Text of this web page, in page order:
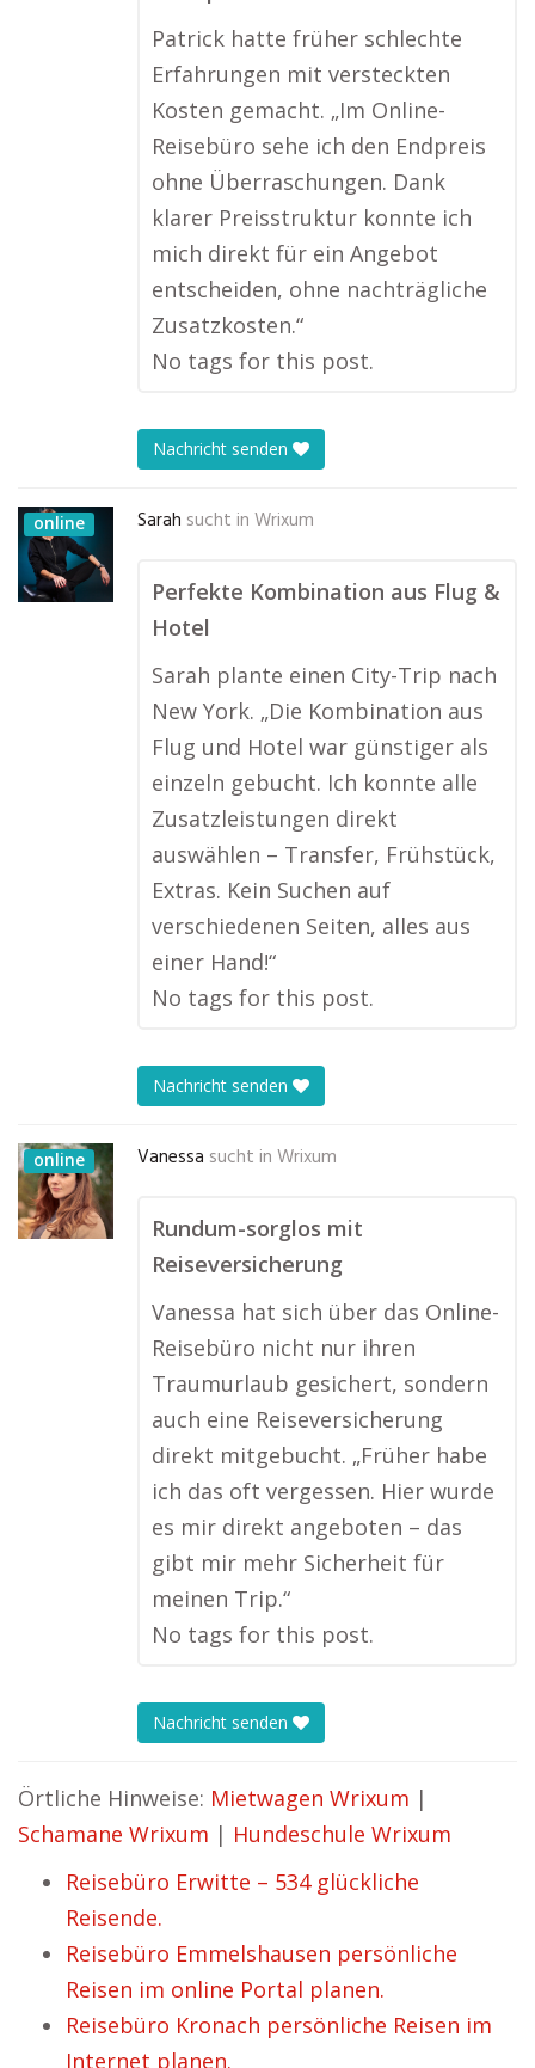
Patrick hatte früher schlechte
Erfahrungen mit versteckten
Kosten gemacht. „Im Online-
Reisebüro sehe ich den Endpreis
ohne Überraschungen. Dank
klarer Preisstruktur konnte ich
mich direkt für ein Angebot
entscheiden, ohne nachträgliche
Zusatzkosten.“
No tags for this post.
Nachricht senden
online Sarah sucht in Wrixum
Perfekte Kombination aus Flug &
Hotel
Sarah plante einen City-Trip nach
New York. „Die Kombination aus
Flug und Hotel war günstiger als
einzeln gebucht. Ich konnte alle
Zusatzleistungen direkt
auswählen – Transfer, Frühstück,
Extras. Kein Suchen auf
verschiedenen Seiten, alles aus
einer Hand!“
No tags for this post.
Nachricht senden
online Vanessa sucht in Wrixum
Rundum-sorglos mit
Reiseversicherung
Vanessa hat sich über das Online-
Reisebüro nicht nur ihren
Traumurlaub gesichert, sondern
auch eine Reiseversicherung
direkt mitgebucht. „Früher habe
ich das oft vergessen. Hier wurde
es mir direkt angeboten – das
gibt mir mehr Sicherheit für
meinen Trip.“
No tags for this post.
Nachricht senden
Örtliche Hinweise: Mietwagen Wrixum |
Schamane Wrixum | Hundeschule Wrixum
Reisebüro Erwitte – 534 glückliche
Reisende.
Reisebüro Emmelshausen persönliche
Reisen im online Portal planen.
Reisebüro Kronach persönliche Reisen im
Internet planen.